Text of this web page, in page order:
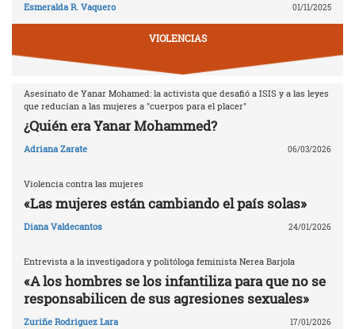
Esmeralda R. Vaquero 01/11/2025
VIOLENCIAS
Asesinato de Yanar Mohamed: la activista que desafió a ISIS y a las leyes
que reducían a las mujeres a "cuerpos para el placer"
¿Quién era Yanar Mohammed?
Adriana Zarate 06/03/2026
Violencia contra las mujeres
«Las mujeres están cambiando el país solas»
Diana Valdecantos 24/01/2026
Entrevista a la investigadora y politóloga feminista Nerea Barjola
«A los hombres se los infantiliza para que no se
responsabilicen de sus agresiones sexuales»
Zuriñe Rodriguez Lara 17/01/2026